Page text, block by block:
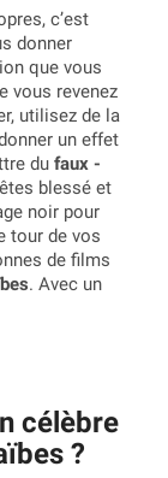
c’est
donner
que vous
vous revenez
utilisez de la
un effet
du faux -
blessé et
noir pour
tour de vos
de films
. Avec un
célèbre
?